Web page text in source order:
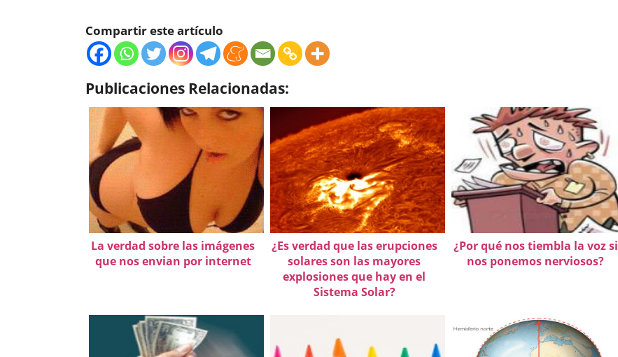
Compartir este artículo
Publicaciones Relacionadas:
La verdad sobre las imágenes
que nos envian por internet
¿Es verdad que las erupciones
solares son las mayores
explosiones que hay en el
Sistema Solar?
¿Por qué nos tiembla la voz si
nos ponemos nerviosos?